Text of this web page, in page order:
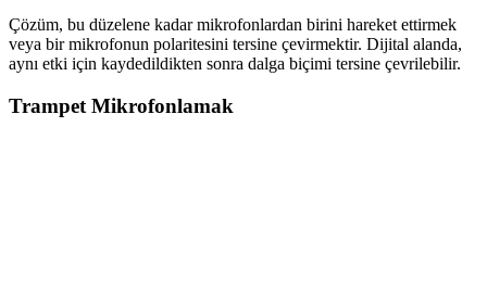
Çözüm, bu düzelene kadar mikrofonlardan birini hareket ettirmek
veya bir mikrofonun polaritesini tersine çevirmektir. Dijital alanda,
aynı etki için kaydedildikten sonra dalga biçimi tersine çevrilebilir.
Trampet Mikrofonlamak